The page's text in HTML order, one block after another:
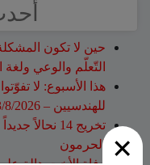
×
حين لا تكون
التّعلّم والوعي
هذا الأسبوع: لا
للهندسيين – 13/8/2026
تخريج 14
الحرمون